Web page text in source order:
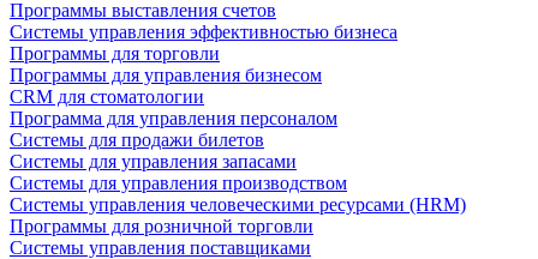
Программы выставления счетов
Системы управления эффективностью бизнеса
Программы для торговли
Программы для управления бизнесом
CRM для стоматологии
Программа для управления персоналом
Системы для продажи билетов
Системы для управления запасами
Системы для управления производством
Системы управления человеческими ресурсами (HRM)
Программы для розничной торговли
Системы управления поставщиками